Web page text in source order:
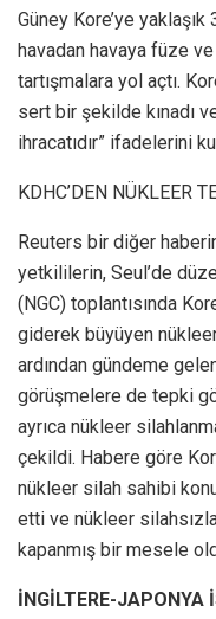
Güney Kore’ye
havadan havaya füze ve
tartışmalara yol açtı.
sert bir şekilde kınadı
ihracatıdır” ifadelerini
KDHC’DEN NÜKLEER
Reuters bir diğer
yetkililerin, Seul’de
(NGC) toplantısında
giderek büyüyen
ardından gündeme
görüşmelere de tepki
ayrıca nükleer
çekildi. Habere göre
nükleer silah sahibi
etti ve nükleer
kapanmış bir mesele
İNGİLTERE-JAPONYA